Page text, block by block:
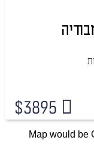
$3895
Map would be